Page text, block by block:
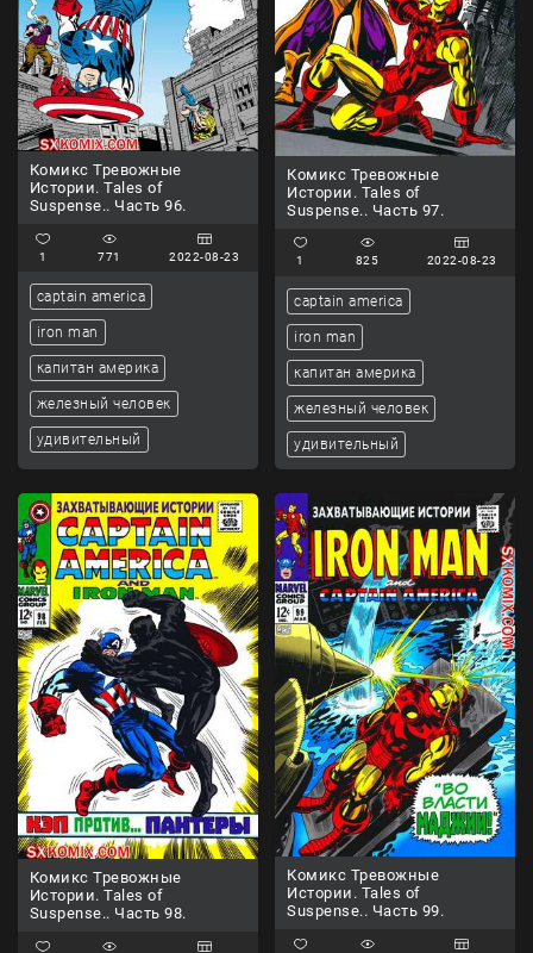
Комикс Тревожные
Истории. Tales of
Suspense.. Часть 96.
1 771 2022-08-23
captain america
iron man
капитан америка
железный человек
удивительный
Комикс Тревожные
Истории. Tales of
Suspense.. Часть 97.
1 825 2022-08-23
captain america
iron man
капитан америка
железный человек
удивительный
Комикс Тревожные
Истории. Tales of
Suspense.. Часть 98.
Комикс Тревожные
Истории. Tales of
Suspense.. Часть 99.